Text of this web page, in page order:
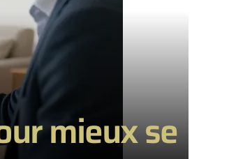
mieux se